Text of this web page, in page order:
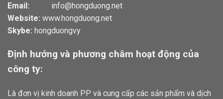
Email:
info@hongduong.net
Website: www.hongduong.net
Skybe: hongduongvy
Định hướng và phương châm hoạt động của
công ty:
Là đơn vị kinh doanh PP và cung cấp các sản phẩm và dịch